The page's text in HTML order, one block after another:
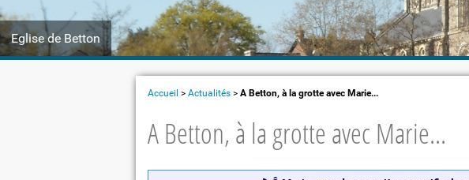
Eglise de Betton
Les fraternités paroissiales
Covoiturage à Betton : messe dominicale
Le Petit Echo de Betton
Léontine Dolivet : "Une figure de Betton !"
Orchestre
Service de la liturgie
Offrandes de messe
Groupes et temps de prière
Profession de
Confirmation
Mariage
Obsèques
Accueil > Actualités > A Betton, à la grotte avec Marie...
A Betton, à la grotte avec Marie...